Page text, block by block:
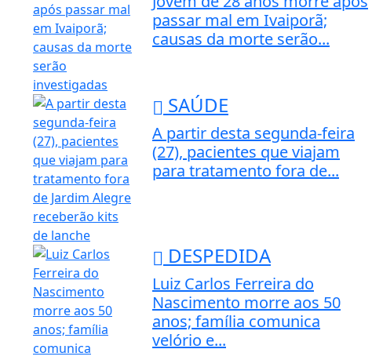
passar mal em Ivaiporã;
causas da morte serão...
SAÚDE
A partir desta segunda-feira
(27), pacientes que viajam
para tratamento fora de...
DESPEDIDA
Luiz Carlos Ferreira do
Nascimento morre aos 50
anos; família comunica
velório e...